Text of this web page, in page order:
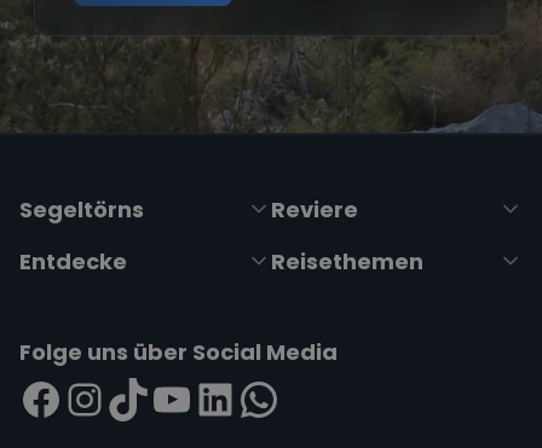
Segeltörns
Reviere
Entdecke
Reisethemen
Folge uns über Social Media